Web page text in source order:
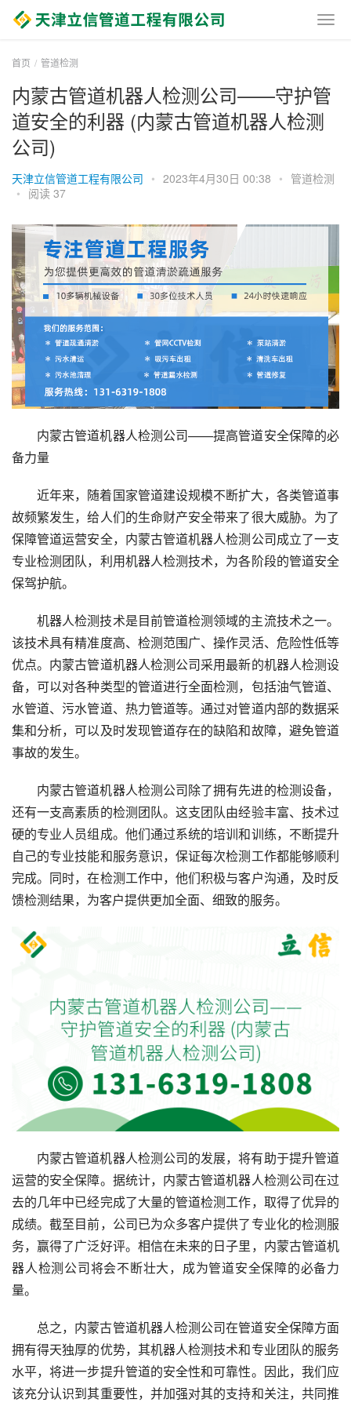
首页 管道检测
内蒙古管道机器人检测公司——守护管
道安全的利器 (内蒙古管道机器人检测
公司)
天津立信管道工程有限公司 • 2023年4月30日 00:38 • 管道检测
• 阅读 37
内蒙古管道机器人检测公司——提高管道安全保障的必
备力量
近年来，随着国家管道建设规模不断扩大，各类管道事
故频繁发生，给人们的生命财产安全带来了很大威胁。为了
保障管道运营安全，内蒙古管道机器人检测公司成立了一支
专业检测团队，利用机器人检测技术，为各阶段的管道安全
保驾护航。
机器人检测技术是目前管道检测领域的主流技术之一。
该技术具有精准度高、检测范围广、操作灵活、危险性低等
优点。内蒙古管道机器人检测公司采用最新的机器人检测设
备，可以对各种类型的管道进行全面检测，包括油气管道、
水管道、污水管道、热力管道等。通过对管道内部的数据采
集和分析，可以及时发现管道存在的缺陷和故障，避免管道
事故的发生。
内蒙古管道机器人检测公司除了拥有先进的检测设备，
还有一支高素质的检测团队。这支团队由经验丰富、技术过
硬的专业人员组成。他们通过系统的培训和训练，不断提升
自己的专业技能和服务意识，保证每次检测工作都能够顺利
完成。同时，在检测工作中，他们积极与客户沟通，及时反
馈检测结果，为客户提供更加全面、细致的服务。
内蒙古管道机器人检测公司的发展，将有助于提升管道
运营的安全保障。据统计，内蒙古管道机器人检测公司在过
去的几年中已经完成了大量的管道检测工作，取得了优异的
成绩。截至目前，公司已为众多客户提供了专业化的检测服
务，赢得了广泛好评。相信在未来的日子里，内蒙古管道机
器人检测公司将会不断壮大，成为管道安全保障的必备力
量。
总之，内蒙古管道机器人检测公司在管道安全保障方面
拥有得天独厚的优势，其机器人检测技术和专业团队的服务
水平，将进一步提升管道的安全性和可靠性。因此，我们应
该充分认识到其重要性，并加强对其的支持和关注，共同推